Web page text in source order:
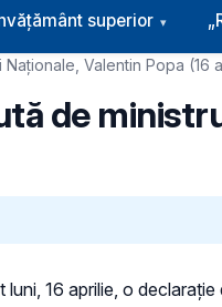
superior
Valentin Popa (16
de
16 aprilie, o